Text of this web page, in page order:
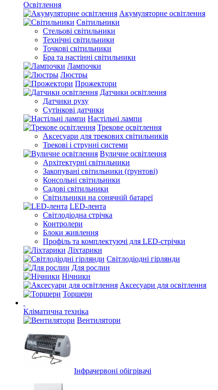
Освітлення
Акумуляторне освітлення
Світильники
Стельові світильники
Технічні світильники
Точкові світильники
Бра та настінні світильники
Лампочки
Люстры
Прожектори
Датчики освітлення
Датчики руху
Сутінкові датчики
Настільні лампи
Трекове освітлення
Аксесуари для трекових світильників
Трекові і струнні системи
Вуличне освітлення
Архітектурні світильники
Закопувані світильники (ґрунтові)
Консольні світильники
Садові світильники
Світильники на сонячній батареї
LED-лента
Світлодіодна стрічка
Контролери
Блоки живлення
Профіль та комплектуючі для LED-стрічки
Ліхтарики
Світлодіодні гірлянди
Для рослин
Нічники
Аксесуари для освітлення
Торшери
Кліматична техніка
Вентилятори
Інфрачервоні обігрівачі